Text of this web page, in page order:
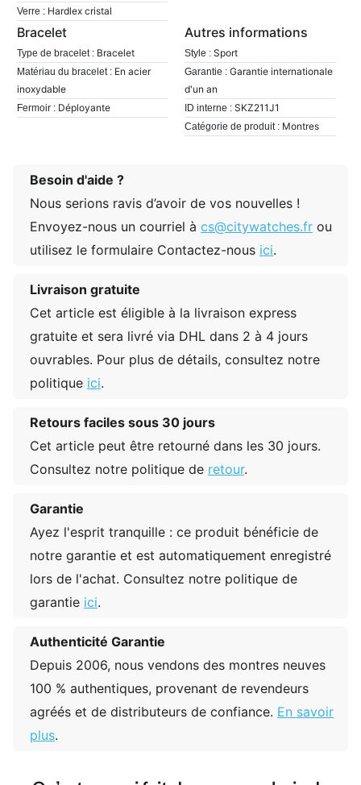
Verre : Hardlex cristal
Bracelet
Type de bracelet : Bracelet
Matériau du bracelet : En acier
inoxydable
Fermoir : Déployante
Autres informations
Style : Sport
Garantie : Garantie internationale
d'un an
ID interne : SKZ211J1
Catégorie de produit : Montres
Besoin d'aide ?
Nous serions ravis d’avoir de vos nouvelles !
Envoyez-nous un courriel à cs@citywatches.fr ou
utilisez le formulaire Contactez-nous ici.
Livraison gratuite
Cet article est éligible à la livraison express
gratuite et sera livré via DHL dans 2 à 4 jours
ouvrables. Pour plus de détails, consultez notre
politique ici.
Retours faciles sous 30 jours
Cet article peut être retourné dans les 30 jours.
Consultez notre politique de retour.
Garantie
Ayez l'esprit tranquille : ce produit bénéficie de
notre garantie et est automatiquement enregistré
lors de l'achat. Consultez notre politique de
garantie ici.
Authenticité Garantie
Depuis 2006, nous vendons des montres neuves
100 % authentiques, provenant de revendeurs
agréés et de distributeurs de confiance. En savoir
plus.